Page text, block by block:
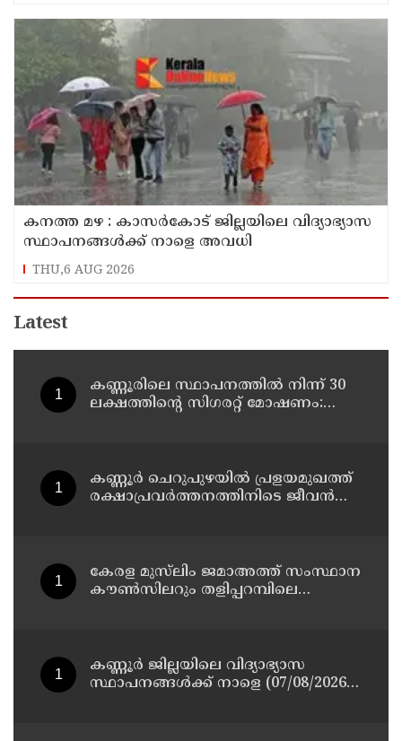
കനത്ത മഴ : കാസർകോട് ജില്ലയിലെ വിദ്യാഭ്യാസ
സ്ഥാപനങ്ങൾക്ക് നാളെ അവധി
THU,6 AUG 2026
Latest
കണ്ണൂരിലെ സ്ഥാപനത്തിൽ നിന്ന് 30
ലക്ഷത്തിന്റെ സിഗരറ്റ് മോഷണം:
കണ്ണൂർ ചെറുപുഴയിൽ പ്രളയമുഖത്ത്
രക്ഷാപ്രവർത്തനത്തിനിടെ ജീവൻ
കേരള മുസ്‌ലിം ജമാഅത്ത് സംസ്ഥാന
കൗൺസിലറും തളിപ്പറമ്പിലെ
കണ്ണൂർ ജില്ലയിലെ വിദ്യാഭ്യാസ
സ്ഥാപനങ്ങള്‍ക്ക് നാളെ (07/08/2026),